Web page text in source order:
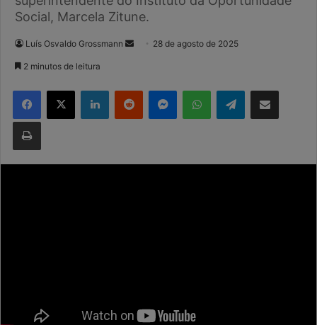
Social, Marcela Zitune.
Luís Osvaldo Grossmann
Mande
mail
28 de agosto de 2025
2 minutos de leitura
Facebook
X LinkedinReddit MessengerWhatsAppTelegramCompartilhar via e-mail
Imprimir